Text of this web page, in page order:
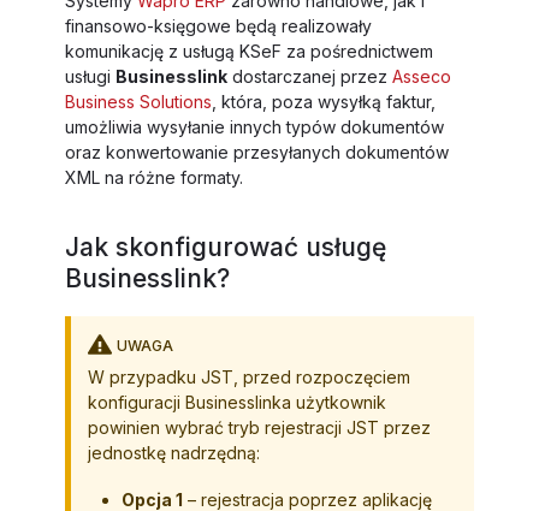
finansowo-księgowe będą realizowały
komunikację z usługą KSeF za pośrednictwem
usługi Businesslink dostarczanej przez Asseco
Business Solutions , która, poza wysyłką faktur,
umożliwia wysyłanie innych typów dokumentów
oraz konwertowanie przesyłanych dokumentów
XML na różne formaty.
Jak skonfigurować usługę
Businesslink?
UWAGA
W przypadku JST, przed rozpoczęciem
konfiguracji Businesslinka użytkownik
powinien wybrać tryb rejestracji JST przez
jednostkę nadrzędną:
Opcja 1 – rejestracja poprzez aplikację